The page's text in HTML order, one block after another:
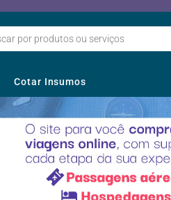
Cotar Insumos